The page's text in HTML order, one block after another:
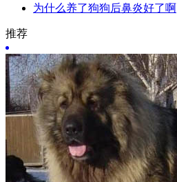
为什么养了狗狗后鼻炎好了啊
推荐